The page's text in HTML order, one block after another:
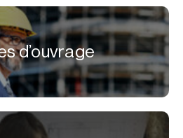
d’ouvrage